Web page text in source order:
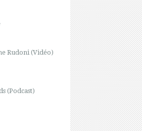
Rudoni (Vidéo)
(Podcast)